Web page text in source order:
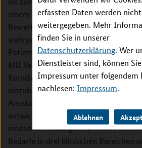
erfassten Daten werden
weitergegeben. Mehr
finden Sie in unserer
Datenschutzerklärung. Wer
Dienstleister sind, können
Impressum unter folgendem
nachlesen: Impressum.
Ablehnen
einem wachsenden Bedarf an
Bewertung des durch die
wahrgenommenen
Patient-Reported Outcomes (PROs).
MII Verbund an mit dem Ziel, PROs
Kerndatensatz der
einzubinden. Dazu wird das Projekt
Ansatz für die Erfassung und
entwickeln und dessen Wert
innovative Lösungen für bisher
Bedarfe in drei klinischen Bereichen